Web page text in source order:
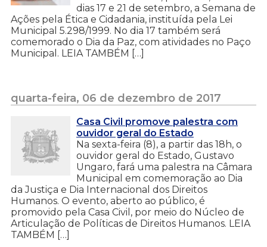
dias 17 e 21 de setembro, a Semana de
Ações pela Ética e Cidadania, instituída pela Lei
Municipal 5.298/1999. No dia 17 também será
comemorado o Dia da Paz, com atividades no Paço
Municipal. LEIA TAMBÉM […]
quarta-feira, 06 de dezembro de 2017
Casa Civil promove palestra com
ouvidor geral do Estado
Na sexta-feira (8), a partir das 18h, o
ouvidor geral do Estado, Gustavo
Ungaro, fará uma palestra na Câmara
Municipal em comemoração ao Dia
da Justiça e Dia Internacional dos Direitos
Humanos. O evento, aberto ao público, é
promovido pela Casa Civil, por meio do Núcleo de
Articulação de Políticas de Direitos Humanos. LEIA
TAMBÉM […]